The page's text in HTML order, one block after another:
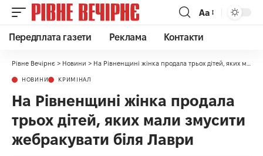
Аа
Передплата газети Реклама Контакти
Рівне Вечірнє > Новини > На Рівненщині жінка продала трьох дітей, яких мали змусити жебракувати біля Лаври
НОВИНИ КРИМІНАЛ
На Рівненщині жінка продала
трьох дітей, яких мали змусити
жебракувати біля Лаври